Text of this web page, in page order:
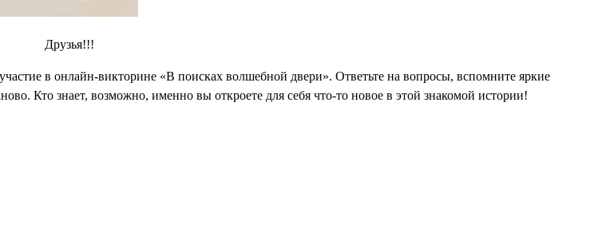
Друзья!!!
в онлайн-викторине «В поисках волшебной двери». Ответьте на вопросы, вспомните яркие
Кто знает, возможно, именно вы откроете для себя что-то новое в этой знакомой истории!